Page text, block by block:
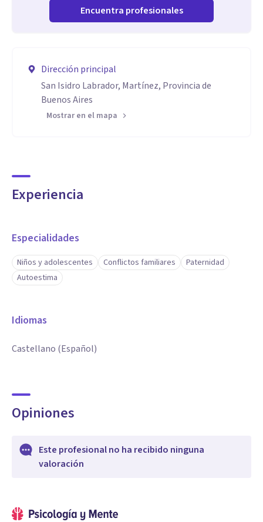
Encuentra profesionales
Dirección principal
San Isidro Labrador, Martínez, Provincia de
Buenos Aires
Mostrar en el mapa
Experiencia
Especialidades
Niños y adolescentes Conflictos familiares
Paternidad
Autoestima
Idiomas
Castellano (Español)
Opiniones
Este profesional no ha recibido ninguna
valoración